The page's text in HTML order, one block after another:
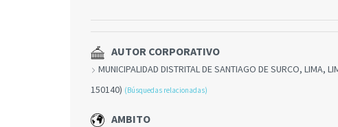
AUTOR CORPORATIVO
MUNICIPALIDAD DISTRITAL DE SANTIAGO DE SURCO, LIMA,
150140) (Búsquedas relacionadas)
AMBITO